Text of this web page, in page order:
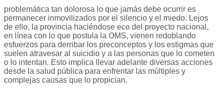
problemática tan dolorosa lo que jamás debe ocurrir es
permanecer inmovilizados por el silencio y el miedo. Lejos
de ello, la provincia haciéndose eco del proyecto nacional,
en línea con lo que postula la OMS, vienen redoblando
esfuerzos para derribar los preconceptos y los estigmas que
suelen atravesar al suicidio y a las personas que lo cometen
o lo intentan. Esto implica llevar adelante diversas acciones
desde la salud pública para enfrentar las múltiples y
complejas causas que lo propician.